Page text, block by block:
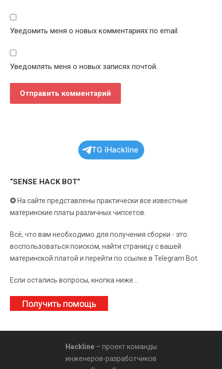
Уведомить меня о новых комментариях по email.
Уведомлять меня о новых записях почтой.
TG iHackline
“SENSE HACK BOT”
✪ На сайте представлены практически все известные
материнские платы различных чипсетов.
Всё, что вам необходимо для получения сборки - это
воспользоваться поиском, найти страницу с вашей
материнской платой и перейти по ссылке в Telegram Bot.
Если остались вопросы, кнопка ниже...
Получить помощь
Hackline – проект команды
инженеров-разработчиков